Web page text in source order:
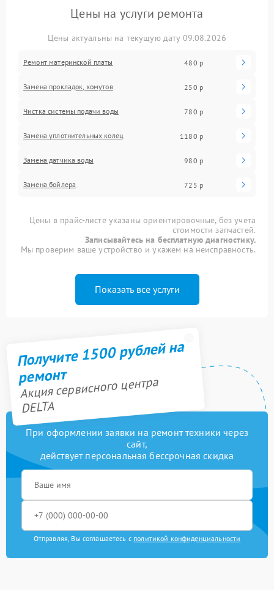
Цены на услуги ремонта
Цены актуальны на текущую дату 09.08.2026
Ремонт материнской платы 480 р
Замена прокладок, хомутов 250 р
Чистка системы подачи воды 780 р
Замена уплотнительных колец 1180 р
Замена датчика воды 980 р
Замена бойлера 725 р
Цены в прайс-листе указаны ориентировочные, без учета
стоимости запчастей.
Записывайтесь на бесплатную диагностику.
Мы проверим ваше устройство и укажем на неисправность.
Показать все услуги
Получите 1500 рублей на
ремонт
Акция сервисного центра
DELTA
При оформлении заявки на ремонт техники через
сайт,
действует персональная бессрочная скидка
Отправляя, Вы соглашаетесь с политикой конфиденциальности